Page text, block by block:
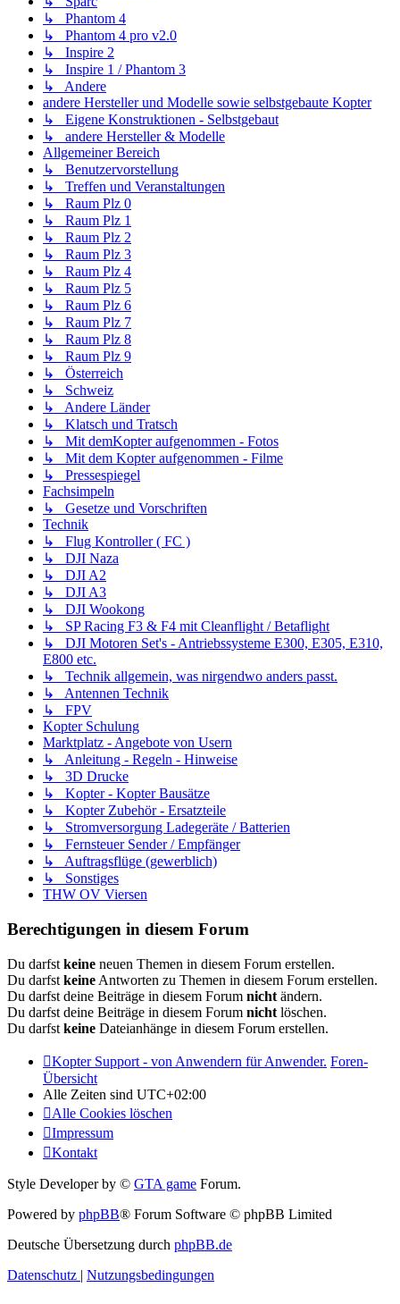
↳ Phantom 4
↳ Phantom 4 pro v2.0
↳ Inspire 2
↳ Inspire 1 / Phantom 3
↳ Andere
andere Hersteller und Modelle sowie selbstgebaute Kopter
↳ Eigene Konstruktionen - Selbstgebaut
↳ andere Hersteller & Modelle
Allgemeiner Bereich
↳ Benutzervorstellung
↳ Treffen und Veranstaltungen
↳ Raum Plz 0
↳ Raum Plz 1
↳ Raum Plz 2
↳ Raum Plz 3
↳ Raum Plz 4
↳ Raum Plz 5
↳ Raum Plz 6
↳ Raum Plz 7
↳ Raum Plz 8
↳ Raum Plz 9
↳ Österreich
↳ Schweiz
↳ Andere Länder
↳ Klatsch und Tratsch
↳ Mit demKopter aufgenommen - Fotos
↳ Mit dem Kopter aufgenommen - Filme
↳ Pressespiegel
Fachsimpeln
↳ Gesetze und Vorschriften
Technik
↳ Flug Kontroller ( FC )
↳ DJI Naza
↳ DJI A2
↳ DJI A3
↳ DJI Wookong
↳ SP Racing F3 & F4 mit Cleanflight / Betaflight
↳ DJI Motoren Set's - Antriebssysteme E300, E305, E310,
E800 etc.
↳ Technik allgemein, was nirgendwo anders passt.
↳ Antennen Technik
↳ FPV
Kopter Schulung
Marktplatz - Angebote von Usern
↳ Anleitung - Regeln - Hinweise
↳ 3D Drucke
↳ Kopter - Kopter Bausätze
↳ Kopter Zubehör - Ersatzteile
↳ Stromversorgung Ladegeräte / Batterien
↳ Fernsteuer Sender / Empfänger
↳ Auftragsflüge (gewerblich)
↳ Sonstiges
THW OV Viersen
Berechtigungen in diesem Forum
Du darfst keine neuen Themen in diesem Forum erstellen.
Du darfst keine Antworten zu Themen in diesem Forum erstellen.
Du darfst deine Beiträge in diesem Forum nicht ändern.
Du darfst deine Beiträge in diesem Forum nicht löschen.
Du darfst keine Dateianhänge in diesem Forum erstellen.
Kopter Support - von Anwendern für Anwender. Foren-
Übersicht
Alle Zeiten sind UTC+02:00
Alle Cookies löschen
Impressum
Kontakt
Style Developer by © GTA game Forum.
Powered by phpBB® Forum Software © phpBB Limited
Deutsche Übersetzung durch phpBB.de
Datenschutz | Nutzungsbedingungen